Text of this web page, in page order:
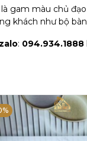
gam màu chủ
khách như bộ
zalo: 094.934.1888